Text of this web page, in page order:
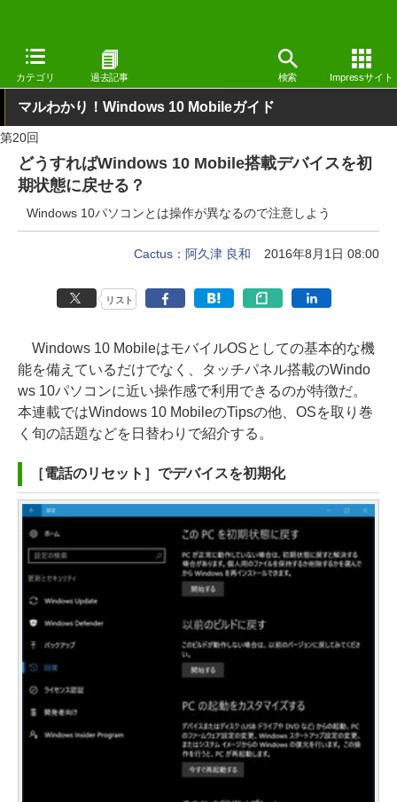
カテゴリ 過去記事 検索 Impressサイト
窓の杜 Windows 10 Mobile
マルわかり！Windows 10 Mobileガイド
第20回
どうすればWindows 10 Mobile搭載デバイスを初
期状態に戻せる？
Windows 10パソコンとは操作が異なるので注意しよう
Cactus：阿久津 良和 2016年8月1日 08:00
リスト
Windows 10 MobileはモバイルOSとしての基本的な機
能を備えているだけでなく、タッチパネル搭載のWindo
ws 10パソコンに近い操作感で利用できるのが特徴だ。
本連載ではWindows 10 MobileのTipsの他、OSを取り巻
く旬の話題などを日替わりで紹介する。
［電話のリセット］でデバイスを初期化